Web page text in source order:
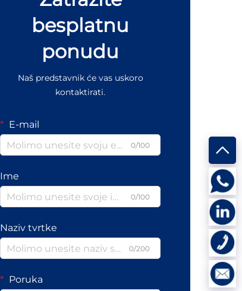
besplatnu
ponudu
Naš predstavnik će vas uskoro
kontaktirati.
E-mail
0/100
Ime
0/100
Naziv tvrtke
0/200
Poruka